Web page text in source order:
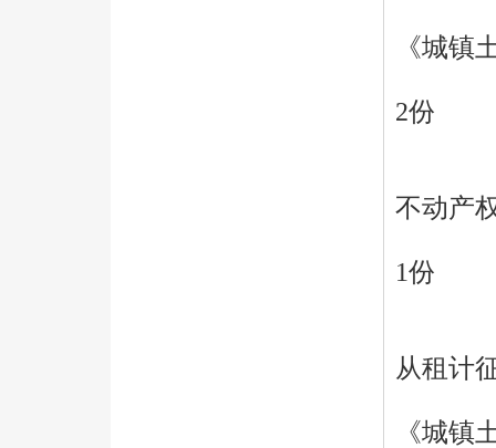
《城镇
2份
不动产
1份
从租计
《城镇